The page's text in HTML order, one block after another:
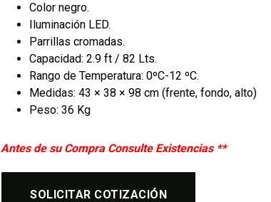
Color negro.
Iluminación LED.
Parrillas cromadas.
Capacidad: 2.9 ft / 82 Lts.
Rango de Temperatura: 0ºC-12 ºC.
Medidas: 43 × 38 × 98 cm (frente, fondo, alto)
Peso: 36 Kg
Antes de su Compra Consulte Existencias **
SOLICITAR COTIZACIÓN